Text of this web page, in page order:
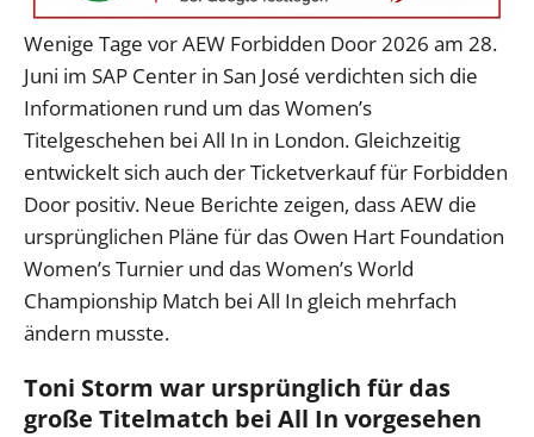
Wenige Tage vor AEW Forbidden Door 2026 am 28.
Juni im SAP Center in San José verdichten sich die
Informationen rund um das Women’s
Titelgeschehen bei All In in London. Gleichzeitig
entwickelt sich auch der Ticketverkauf für Forbidden
Door positiv. Neue Berichte zeigen, dass AEW die
ursprünglichen Pläne für das Owen Hart Foundation
Women’s Turnier und das Women’s World
Championship Match bei All In gleich mehrfach
ändern musste.
Toni Storm war ursprünglich für das
große Titelmatch bei All In vorgesehen